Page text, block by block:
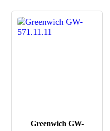
Greenwich GW-